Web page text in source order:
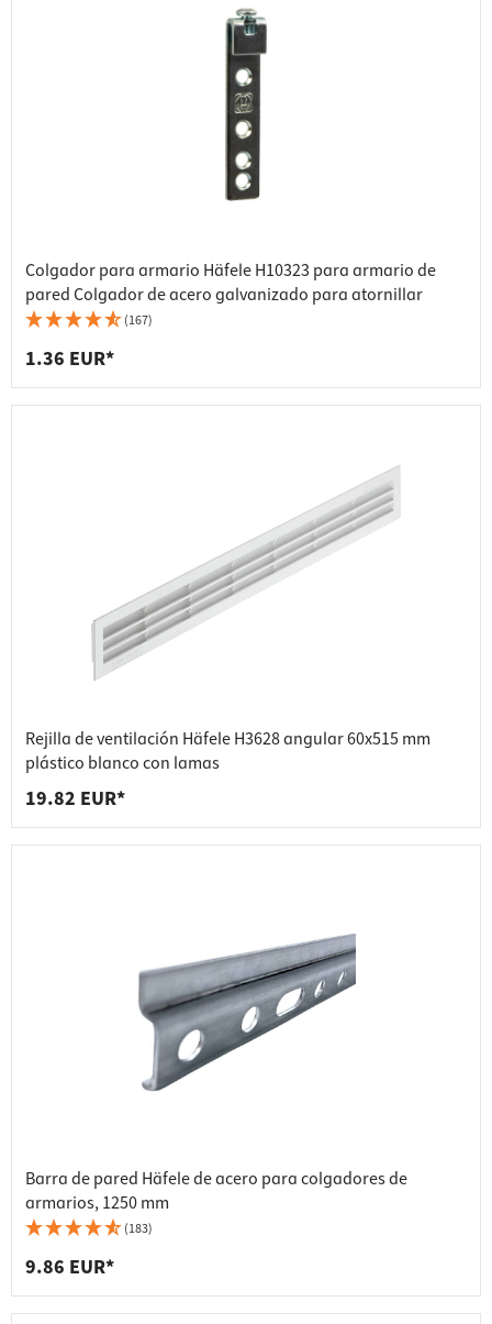
Colgador para armario Häfele H10323 para armario de
pared Colgador de acero galvanizado para atornillar
(167)
1.36 EUR*
Rejilla de ventilación Häfele H3628 angular 60x515 mm
plástico blanco con lamas
19.82 EUR*
Barra de pared Häfele de acero para colgadores de
armarios, 1250 mm
(183)
9.86 EUR*